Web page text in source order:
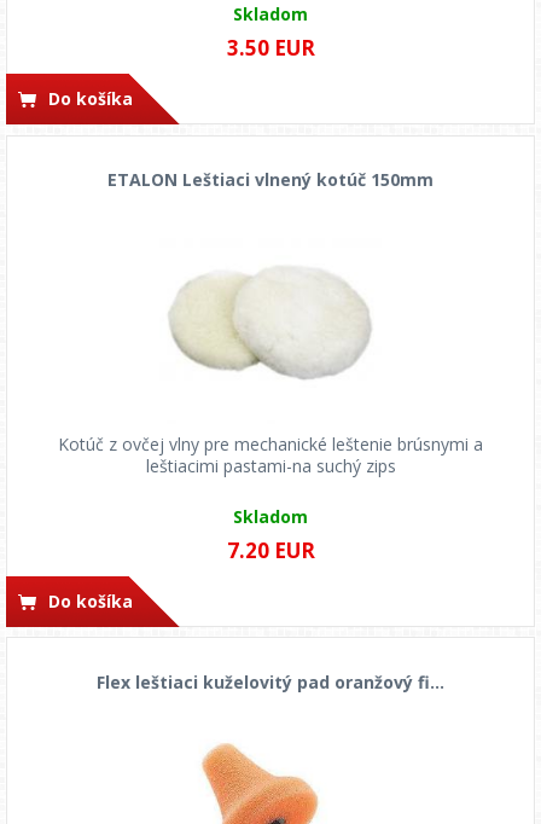
Skladom
3.50 EUR
Do košíka
ETALON Leštiaci vlnený kotúč 150mm
Kotúč z ovčej vlny pre mechanické leštenie brúsnymi a
leštiacimi pastami-na suchý zips
Skladom
7.20 EUR
Do košíka
Flex leštiaci kuželovitý pad oranžový fi...